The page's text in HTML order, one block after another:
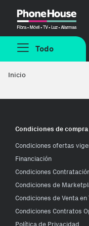
Todo
Inicio
Condiciones de compra
Condiciones ofertas
Financiación
Condiciones
Condiciones de
Condiciones de Venta en
Condiciones Contratos
Política de Privacidad